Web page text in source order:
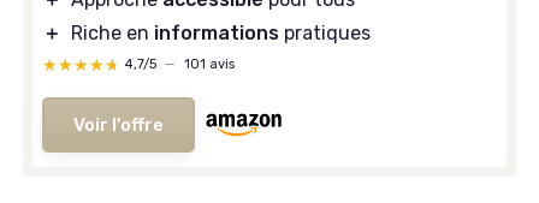
＋
Riche en informations pratiques
★★★★★
★★★★★ 4,7/5 — 101 avis
Voir l'offre